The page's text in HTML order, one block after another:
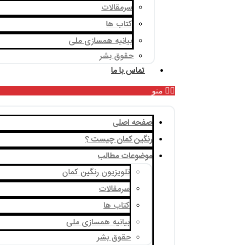
سرمقالات
کتاب ها
بیانیه همسازی ملی
حقوق بشر
تماس با ما
منو
صفحه اصلی
رنگین کمان چیست ؟
موضوعات مطالب
تلویزیون رنگین کمان
سرمقالات
کتاب ها
بیانیه همسازی ملی
حقوق بشر